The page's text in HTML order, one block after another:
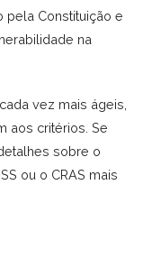
pela Constituição e
na
vez mais ágeis,
aos critérios. Se
sobre o
ou o CRAS mais